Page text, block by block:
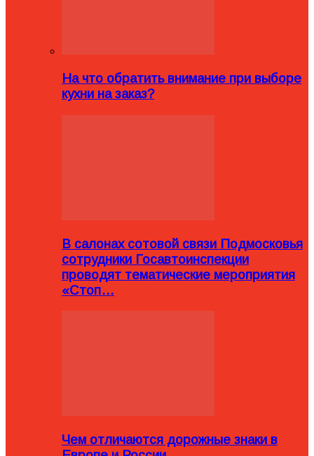
На что обратить внимание при выборе
кухни на заказ?
В салонах сотовой связи Подмосковья
сотрудники Госавтоинспекции
проводят тематические мероприятия
«Стоп…
Чем отличаются дорожные знаки в